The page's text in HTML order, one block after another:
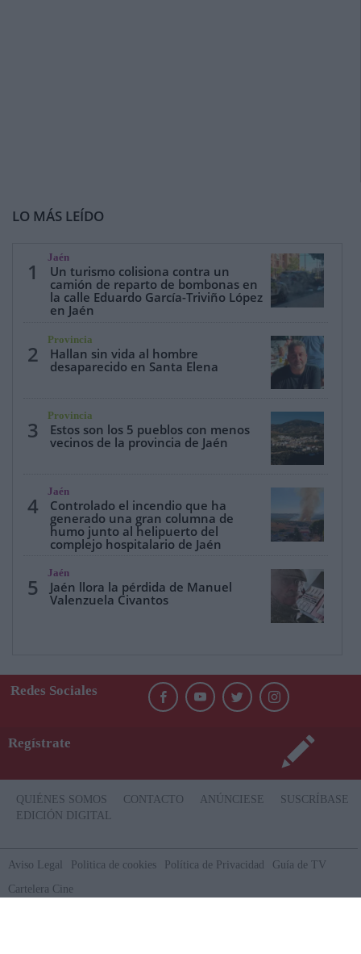
LO MÁS LEÍDO
1
Jaén
Un turismo colisiona contra un
camión de reparto de bombonas en
la calle Eduardo García-Triviño López
en Jaén
2
Provincia
Hallan sin vida al hombre
desaparecido en Santa Elena
3
Provincia
Estos son los 5 pueblos con menos
vecinos de la provincia de Jaén
4
Jaén
Controlado el incendio que ha
generado una gran columna de
humo junto al helipuerto del
complejo hospitalario de Jaén
5
Jaén
Jaén llora la pérdida de Manuel
Valenzuela Civantos
Redes Sociales
Regístrate
QUIÉNES SOMOS CONTACTO ANÚNCIESE
SUSCRÍBASE
EDICIÓN DIGITAL
Aviso Legal Politica de cookies Política de Privacidad
Guía de TV
Cartelera Cine